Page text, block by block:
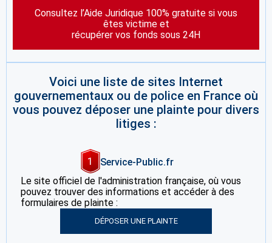
Consultez l’Aide Juridique 100% gratuite si vous
êtes victime et
récupérer vos fonds sous 24H
Voici une liste de sites Internet
gouvernementaux ou de police en France où
vous pouvez déposer une plainte pour divers
litiges :
1
Service-Public.fr
Le site officiel de l'administration française, où vous
pouvez trouver des informations et accéder à des
formulaires de plainte :
DÉPOSER UNE PLAINTE